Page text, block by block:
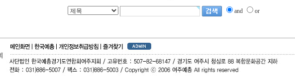
and or